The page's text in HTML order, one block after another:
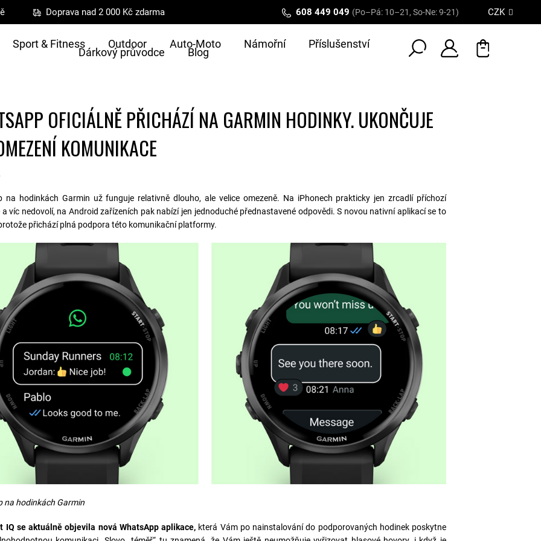
Doprava nad 2 000 Kč zdarma 608 449 049 (Po–Pá: 10–21, So-Ne: 9-21) CZK
Sport & Fitness Outdoor Auto-Moto Námořní Příslušenství
Dárkový průvodce Blog
OFICIÁLNĚ PŘICHÁZÍ NA GARMIN HODINKY. UKONČUJE
KOMUNIKACE
na hodinkách Garmin už funguje relativně dlouho, ale velice omezeně. Na iPhonech prakticky jen zrcadlí příchozí
víc nedovolí, na Android zařízeních pak nabízí jen jednoduché přednastavené odpovědi. S novou nativní aplikací se to
přichází plná podpora této komunikační platformy.
na hodinkách Garmin
IQ se aktuálně objevila nová WhatsApp aplikace, která Vám po nainstalování do podporovaných hodinek poskytne